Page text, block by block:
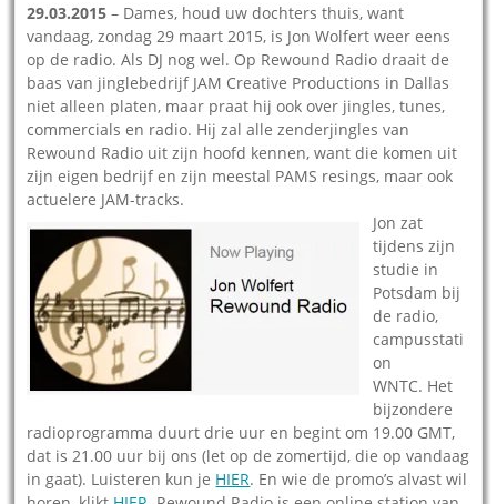
29.03.2015 – Dames, houd uw dochters thuis, want
vandaag, zondag 29 maart 2015, is Jon Wolfert weer eens
op de radio. Als DJ nog wel. Op Rewound Radio draait de
baas van jinglebedrijf JAM Creative Productions in Dallas
niet alleen platen, maar praat hij ook over jingles, tunes,
commercials en radio. Hij zal alle zenderjingles van
Rewound Radio uit zijn hoofd kennen, want die komen uit
zijn eigen bedrijf en zijn meestal PAMS resings, maar ook
actuelere JAM-tracks.
Jon zat
tijdens zijn
studie in
Potsdam bij
de radio,
campusstati
on
WNTC. Het
bijzondere
radioprogramma duurt drie uur en begint om 19.00 GMT,
dat is 21.00 uur bij ons (let op de zomertijd, die op vandaag
in gaat). Luisteren kun je HIER. En wie de promo’s alvast wil